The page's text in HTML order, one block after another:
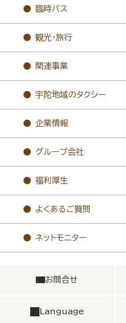
臨時バス
観光・旅行
関連事業
宇陀地域のタクシー
企業情報
グループ会社
福利厚生
よくあるご質問
ネットモニター
お問合せ
Language